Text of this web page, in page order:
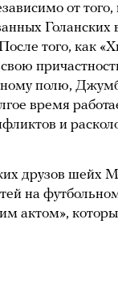
от того,
Голанских
того, как
полю,
время
и
друзов шейх
на
актом»,